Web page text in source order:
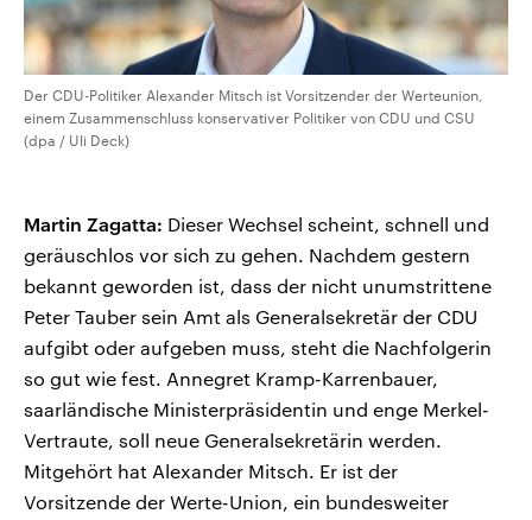
Der CDU-Politiker Alexander Mitsch ist Vorsitzender der Werteunion,
einem Zusammenschluss konservativer Politiker von CDU und CSU
(dpa / Uli Deck)
Martin Zagatta: Dieser Wechsel scheint, schnell und
geräuschlos vor sich zu gehen. Nachdem gestern
bekannt geworden ist, dass der nicht unumstrittene
Peter Tauber sein Amt als Generalsekretär der CDU
aufgibt oder aufgeben muss, steht die Nachfolgerin
so gut wie fest. Annegret Kramp-Karrenbauer,
saarländische Ministerpräsidentin und enge Merkel-
Vertraute, soll neue Generalsekretärin werden.
Mitgehört hat Alexander Mitsch. Er ist der
Vorsitzende der Werte-Union, ein bundesweiter